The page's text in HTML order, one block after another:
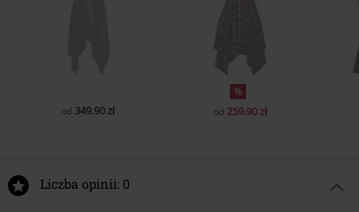
od 349.90 zł
%
od 259.90 zł
Liczba opinii: 0